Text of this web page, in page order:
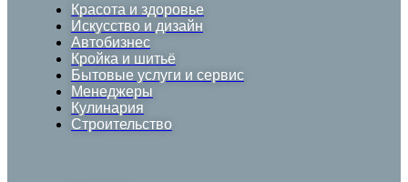
Красота и здоровье
Искусство и дизайн
Автобизнес
Кройка и шитьё
Бытовые услуги и сервис
Менеджеры
Кулинария
Строительство